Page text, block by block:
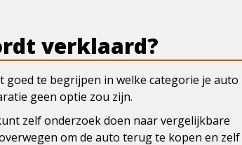
verklaard?
te begrijpen in welke categorie je auto
geen optie zou zijn.
zelf onderzoek doen naar vergelijkbare
om de auto terug te kopen en zelf